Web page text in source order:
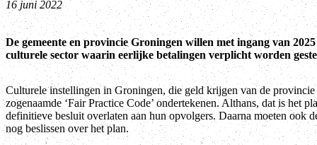
16 juni 2022
De gemeente en provincie Groningen willen met ingang van
culturele sector waarin eerlijke betalingen verplicht worden
Culturele instellingen in Groningen, die geld krijgen van de provincie
zogenaamde ‘Fair Practice Code’ ondertekenen. Althans, dat is het
definitieve besluit overlaten aan hun opvolgers. Daarna moeten ook
nog beslissen over het plan.